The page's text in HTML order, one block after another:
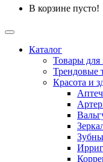
В корзине пусто!
Каталог
Товары для
Трендовые
Красота и